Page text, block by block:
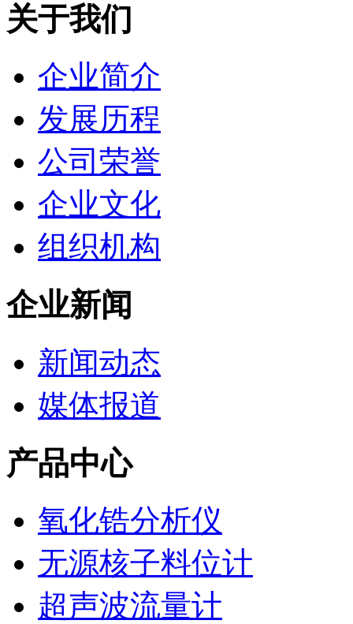
关于我们
企业简介
发展历程
公司荣誉
企业文化
组织机构
企业新闻
新闻动态
媒体报道
产品中心
氧化锆分析仪
无源核子料位计
超声波流量计